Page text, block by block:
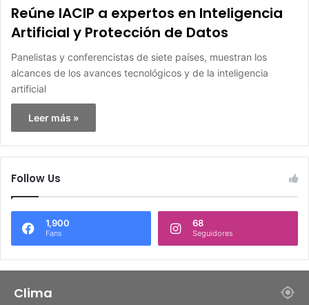
Reúne IACIP a expertos en Inteligencia
Artificial y Protección de Datos
Panelistas y conferencistas de siete países, muestran los
alcances de los avances tecnológicos y de la inteligencia
artificial
Leer más »
Follow Us
1,900
Fans
68
Seguidores
Clima